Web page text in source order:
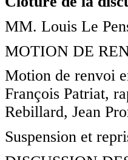
MM. Louis Le
MOTION DE
Motion de renvoi
François Patriat,
Rebillard, Jean
Suspension et